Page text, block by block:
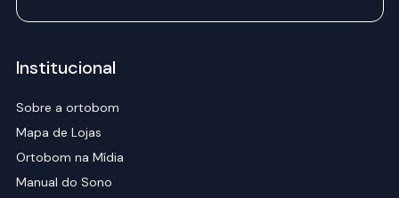
Institucional
Sobre a ortobom
Mapa de Lojas
Ortobom na Mídia
Manual do Sono